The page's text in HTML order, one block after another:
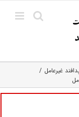
غیرعامل